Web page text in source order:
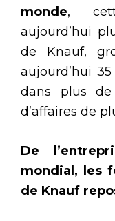
monde,
aujourd’hui
de Knauf,
aujourd’hui
dans plus
d’affaires de
De
mondial, les
de Knauf